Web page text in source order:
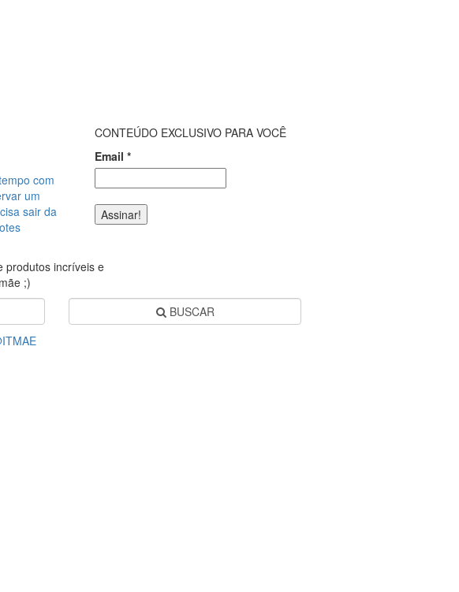
com
um
sair da
CONTEÚDO EXCLUSIVO PARA VOCÊ
Email *
produtos incríveis e
;)
BUSCAR